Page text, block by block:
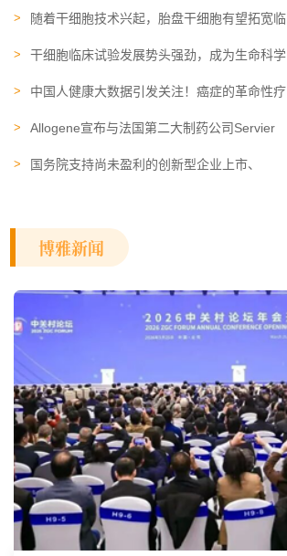
随着干细胞技术兴起，胎盘干细胞有望拓宽临
干细胞临床试验发展势头强劲，成为生命科学
中国人健康大数据引发关注！癌症的革命性疗
Allogene宣布与法国第二大制药公司Servier
国务院支持尚未盈利的创新型企业上市、
博雅新闻